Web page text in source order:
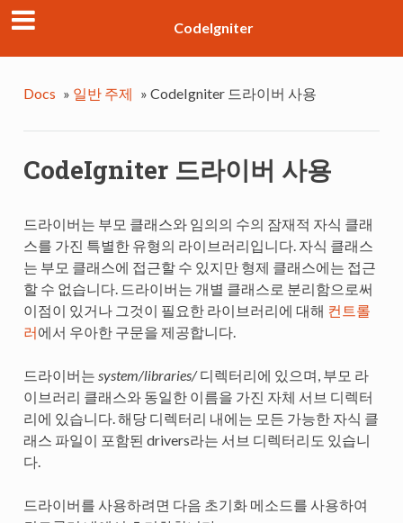
CodeIgniter
Docs » 일반 주제 » CodeIgniter 드라이버 사용
CodeIgniter 드라이버 사용
드라이버는 부모 클래스와 임의의 수의 잠재적 자식 클래
스를 가진 특별한 유형의 라이브러리입니다. 자식 클래스
는 부모 클래스에 접근할 수 있지만 형제 클래스에는 접근
할 수 없습니다. 드라이버는 개별 클래스로 분리함으로써
이점이 있거나 그것이 필요한 라이브러리에 대해 컨트롤
러에서 우아한 구문을 제공합니다.
드라이버는 system/libraries/디렉터리에 있으며, 부모 라
이브러리 클래스와 동일한 이름을 가진 자체 서브 디렉터
리에 있습니다. 해당 디렉터리 내에는 모든 가능한 자식 클
래스 파일이 포함된 drivers라는 서브 디렉터리도 있습니
다.
드라이버를 사용하려면 다음 초기화 메소드를 사용하여